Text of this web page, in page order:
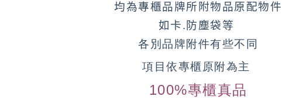
均為專櫃品牌所附物品原配物件
如卡.防塵袋等
各別品牌附件有些不同
項目依專櫃原附為主
100%專櫃真品